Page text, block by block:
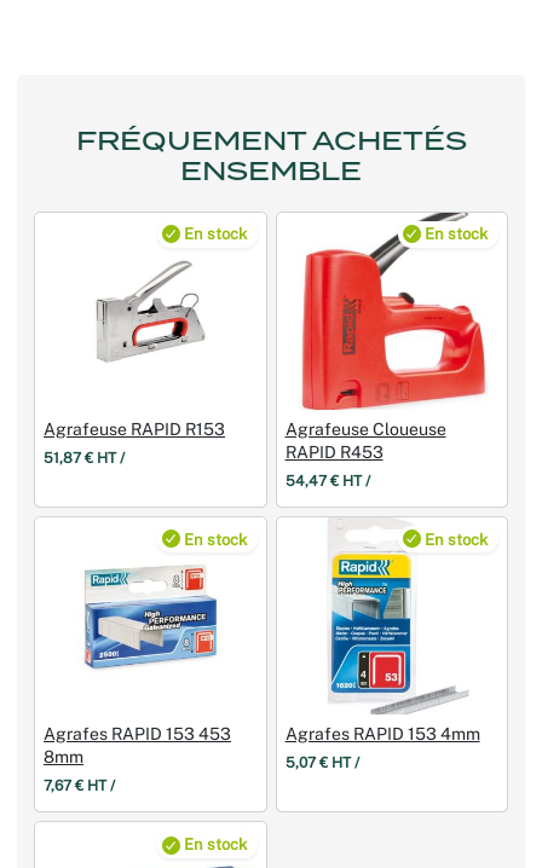
FRÉQUEMENT ACHETÉS
ENSEMBLE
En stock
Agrafeuse RAPID R153
51,87 € HT /
En stock
Agrafeuse Cloueuse
RAPID R453
54,47 € HT /
En stock
Agrafes RAPID 153 453
8mm
7,67 € HT /
En stock
Agrafes RAPID 153 4mm
5,07 € HT /
En stock